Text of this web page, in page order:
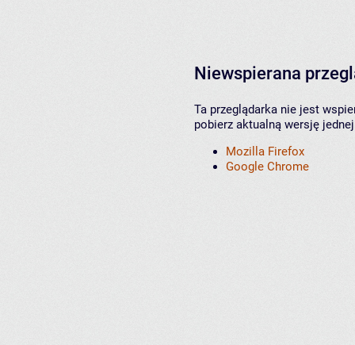
Niewspierana
Ta przeglądarka nie jest
pobierz aktualną wersję
Mozilla Firefox
Google Chrome